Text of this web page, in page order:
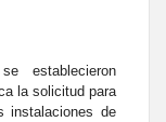
establecieron
la solicitud para
instalaciones de